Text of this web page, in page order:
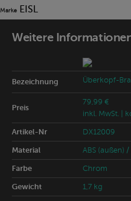
Marke EISL
Weitere
Bezeichnung Überkopf-
Preis
79,99 €
inkl. MwSt.
|
Artikel-Nr DX12009
Material ABS (außen)
Farbe Chrom
Gewicht 1,7 kg